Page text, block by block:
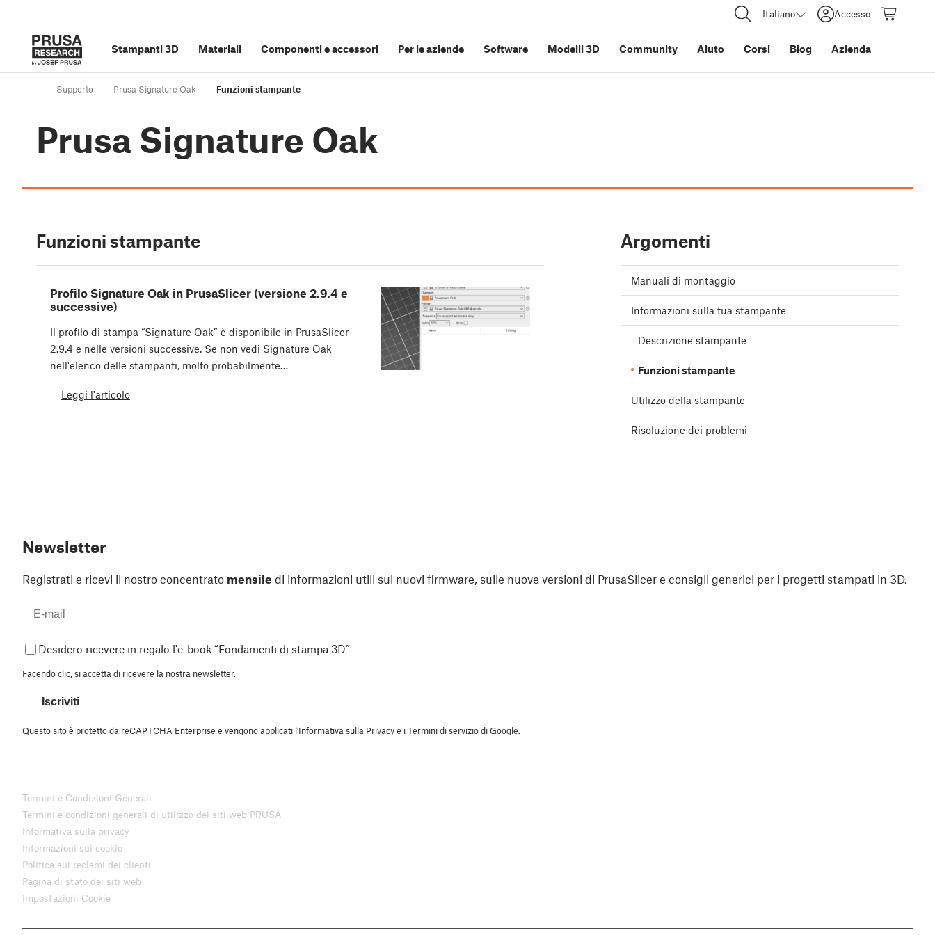
Italiano Accesso
Stampanti 3D Materiali Componenti e accessori Per le aziende Software Modelli 3D Community Aiuto Corsi Blog Azienda
Supporto Prusa Signature Oak Funzioni stampante
Prusa Signature Oak
Funzioni stampante
Profilo Signature Oak in PrusaSlicer (versione 2.9.4 e
successive)
Il profilo di stampa “Signature Oak” è disponibile in PrusaSlicer
2.9.4 e nelle versioni successive. Se non vedi Signature Oak
nell'elenco delle stampanti, molto probabilmente…
Leggi l'articolo
Argomenti
Manuali di montaggio
Informazioni sulla tua stampante
Descrizione stampante
Funzioni stampante
Utilizzo della stampante
Risoluzione dei problemi
Newsletter
Registrati e ricevi il nostro concentrato mensile di informazioni utili sui nuovi firmware, sulle nuove versioni di PrusaSlicer e consigli generici per i progetti stampati in 3D.
Desidero ricevere in regalo l'e-book “Fondamenti di stampa 3D”
Facendo clic, si accetta di ricevere la nostra newsletter.
Iscriviti
Questo sito è protetto da reCAPTCHA Enterprise e vengono applicati l'Informativa sulla Privacye iTermini di serviziodi Google.
Termini e Condizioni Generali
Termini e condizioni generali di utilizzo dei siti web PRUSA
Informativa sulla privacy
Informazioni sui cookie
Politica sui reclami dei clienti
Pagina di stato dei siti web
Impostazioni Cookie